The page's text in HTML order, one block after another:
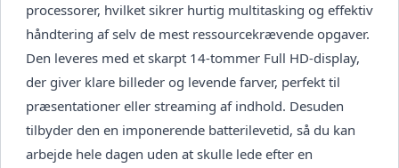
processorer, hvilket sikrer hurtig multitasking og effektiv
håndtering af selv de mest ressourcekrævende opgaver.
Den leveres med et skarpt 14-tommer Full HD-display,
der giver klare billeder og levende farver, perfekt til
præsentationer eller streaming af indhold. Desuden
tilbyder den en imponerende batterilevetid, så du kan
arbejde hele dagen uden at skulle lede efter en